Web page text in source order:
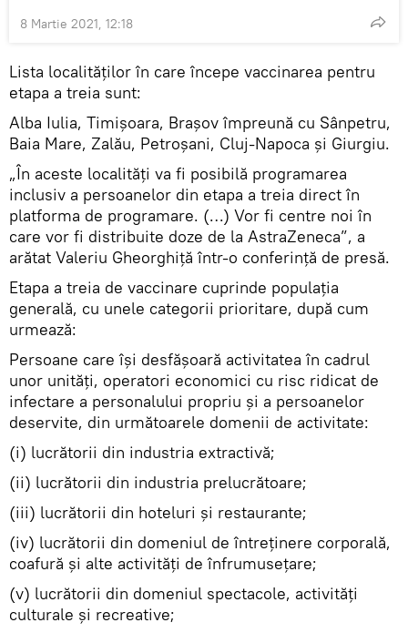
8 Martie 2021, 12:18
Lista localităților în care începe vaccinarea pentru
etapa a treia sunt:
Alba Iulia, Timișoara, Brașov împreună cu Sânpetru,
Baia Mare, Zalău, Petroșani, Cluj-Napoca și Giurgiu.
„În aceste localități va fi posibilă programarea
inclusiv a persoanelor din etapa a treia direct în
platforma de programare. (…) Vor fi centre noi în
care vor fi distribuite doze de la AstraZeneca”, a
arătat Valeriu Gheorghiță într-o conferință de presă.
Etapa a treia de vaccinare cuprinde populația
generală, cu unele categorii prioritare, după cum
urmează:
Persoane care îşi desfăşoară activitatea în cadrul
unor unităţi, operatori economici cu risc ridicat de
infectare a personalului propriu şi a persoanelor
deservite, din următoarele domenii de activitate:
(i) lucrătorii din industria extractivă;
(ii) lucrătorii din industria prelucrătoare;
(iii) lucrătorii din hoteluri şi restaurante;
(iv) lucrătorii din domeniul de întreţinere corporală,
coafură şi alte activităţi de înfrumuseţare;
(v) lucrătorii din domeniul spectacole, activităţi
culturale şi recreative;